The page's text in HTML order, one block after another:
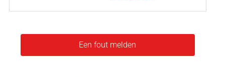
Een fout melden